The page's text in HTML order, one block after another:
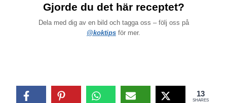
Gjorde du det här receptet?
Dela med dig av en bild och tagga oss – följ oss på
@koktips för mer.
13
SHARES